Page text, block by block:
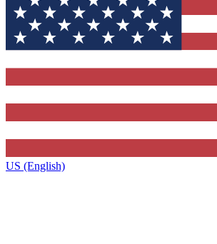
US (English)